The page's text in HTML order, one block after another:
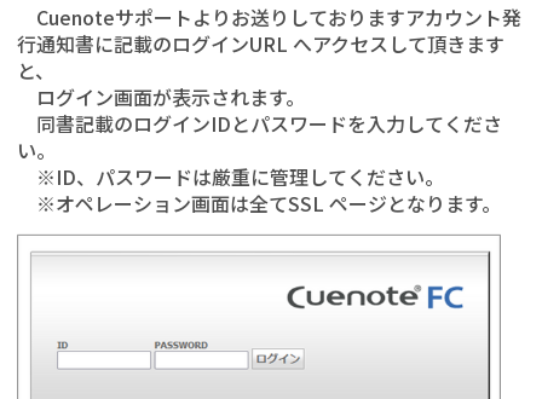
Cuenoteサポートよりお送りしておりますアカウント発
行通知書に記載のログインURL へアクセスして頂きます
と、
ログイン画面が表示されます。
同書記載のログインIDとパスワードを入力してくださ
い。
※ID、パスワードは厳重に管理してください。
※オペレーション画面は全てSSL ページとなります。